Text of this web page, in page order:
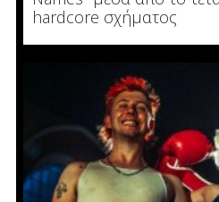
hardcore σχήματος